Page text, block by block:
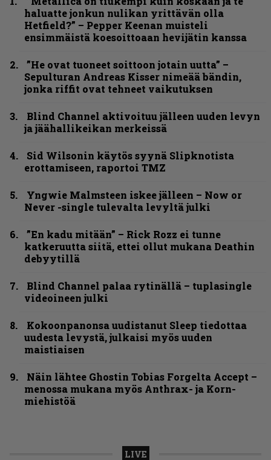
haluatte jonkun nulikan yrittävän olla
Hetfield?” – Pepper Keenan muisteli
ensimmäistä koesoittoaan hevijätin kanssa
”He ovat tuoneet soittoon jotain uutta” –
Sepulturan Andreas Kisser nimeää bändin,
jonka riffit ovat tehneet vaikutuksen
Blind Channel aktivoituu jälleen uuden levyn
ja jäähallikeikan merkeissä
Sid Wilsonin käytös syynä Slipknotista
erottamiseen, raportoi TMZ
Yngwie Malmsteen iskee jälleen – Now or
Never -single tulevalta levyltä julki
”En kadu mitään” – Rick Rozz ei tunne
katkeruutta siitä, ettei ollut mukana Deathin
debyytillä
Blind Channel palaa rytinällä – tuplasingle
videoineen julki
Kokoonpanonsa uudistanut Sleep tiedottaa
uudesta levystä, julkaisi myös uuden
maistiaisen
Näin lähtee Ghostin Tobias Forgelta Accept –
menossa mukana myös Anthrax- ja Korn-
miehistöä
LIVE